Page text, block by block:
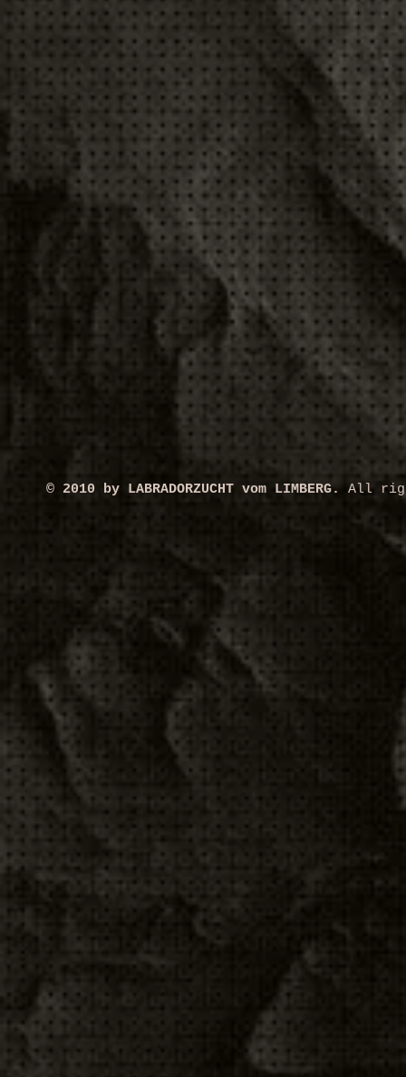
© 2010 by LABRADORZUCHT vom LIMBERG. All